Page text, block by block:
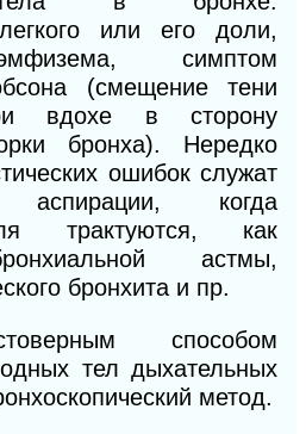
или его доли,
симптом
(смещение тени
вдохе в сторону
бронха). Нередко
ошибок служат
аспирации, когда
трактуются, как
астмы,
бронхита и пр.
способом
тел дыхательных
метод.